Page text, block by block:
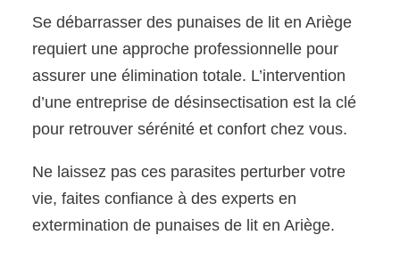
Se débarrasser des punaises de lit en Ariège
requiert une approche professionnelle pour
assurer une élimination totale. L’intervention
d’une entreprise de désinsectisation est la clé
pour retrouver sérénité et confort chez vous.
Ne laissez pas ces parasites perturber votre
vie, faites confiance à des experts en
extermination de punaises de lit en Ariège.